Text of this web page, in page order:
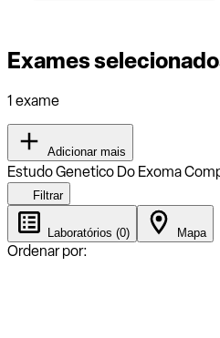
Exames
1 exame
Adicionar mais
Estudo Genetico Do Exoma
Filtrar
Laboratórios (0) Mapa
Ordenar por: